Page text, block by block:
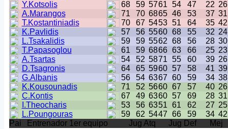
Y.Kotsolis
68 59 5761 54 47 22 26
A.Marangos
71 70 6865 46 53 37 31
T.Kostantiniadis
70 67 5453 51 64 35 42
K.Pavlidis
57 56 5560 68 55 32 24
L.Tsakalidis
59 59 5562 68 56 28 30
T.Papasoglou
61 59 6866 63 66 25 23
A.Tsartas
54 52 5871 55 60 39 26
D.Tsagronis
64 65 5960 57 58 41 39
G.Albanis
56 54 6367 60 59 34 38
K.Kousounadis
71 52 5660 67 57 40 26
C.Kontis
67 49 6360 57 69 28 31
I.Theocharis
53 56 6351 61 62 27 25
L.Poungouras
59 62 5447 66 59 34 42
Pai
Entrenador 1er equipo Jug Atq Jug Def Mej